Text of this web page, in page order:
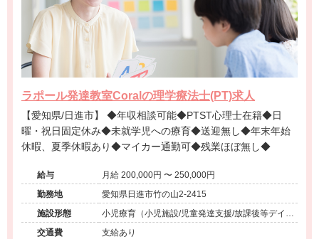
ラポール発達教室Coralの理学療法士(PT)求人
【愛知県/日進市】 ◆年収相談可能◆PTST心理士在籍◆日
曜・祝日固定休み◆未就学児への療育◆送迎無し◆年末年始
休暇、夏季休暇あり◆マイカー通勤可◆残業ほぼ無し◆
給与
月給 200,000円 〜 250,000円
勤務地
愛知県日進市竹の山2-2415
施設形態
小児療育（小児施設/児童発達支援/放課後等デイサ
ービス）
交通費 支給あり